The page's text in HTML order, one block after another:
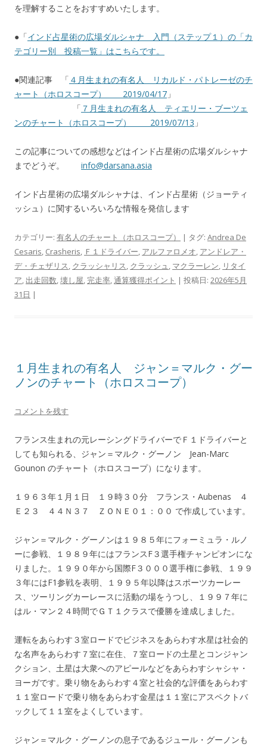
を理解することをおすすめいたします。
●「インド占星術の広場ダルシャナ 入門（ステップ１）の「カ
テゴリー別 投稿一覧」はこちらです。
●関連記事 「 ４月生まれの有名人 リカルド・パトレーゼのチ
ャート（ホロスコープ） 2019/04/17 」
「 ７月生まれの有名人 ティエリー・ブーツェ
ンのチャート（ホロスコープ） 2019/07/13 」
この記事についての感想などはインド占星術の広場ダルシャナ
までどうぞ。 info@darsana.asia
インド占星術の広場ダルシャナは、インド占星術（ジョーティ
ッシュ）に関するいろいろな情報を発信します
カテゴリー: 有名人のチャート（ホロスコープ） | タグ: Andrea De
Cesaris, Crasheris, Ｆ１ドライバー, アルファロメオ, アンドレア・
デ・チェザリス, クラッシャリス, クラッシュ, マクラーレン, リタイ
ア, 出走回数,壊し屋, 完走率,通算獲得ポイント | 投稿日: 2026年5月
31日 |
１月生まれの有名人 ジャン＝マルク・グー
ノンのチャート（ホロスコープ）
コメントを残す
フランス生まれの元レーシングドライバーでＦ１ドライバーと
しても知られる、ジャン＝マルク・グーノン Jean-Marc
Gounon のチャート（ホロスコープ）になります。
１９６３年１月１日 １９時３０分 フランス・Aubenas ４
Ｅ２３ ４４Ｎ３７ ＺＯＮＥ０１：００ で作成しています。
ジャン＝マルク・グーノンは１９８５年にフォーミュラ・ルノ
ーに参戦、１９８９年にはフランスF３選手権チャンピオンにな
りました。１９９０年から国際F３０００選手権に参戦、１９９
３年にはF1参戦を表明、１９９５年以降はスポーツカーレー
ス、ツーリングカーレースに活動の場をうつし、１９９７年に
はル・マン２４時間でＧＴ１クラスで優勝を達成しました。
運転をあらわす３室ロードでビジネスをあらわす水星は社会的
な名声をあらわす７室に在住、７室ロードの土星とコンジャン
クション、土星は大衆へのアピールなどをあらわすシャシャ・
ヨーガです。乗り物をあらわす４室と社会的な評価をあらわす
１１室ロードで乗り物をあらわす金星は１１室にアスペクトバ
ックして１１室をよくしています。
ジャン＝マルク・グーノンの息子であるジュール・グーノンも